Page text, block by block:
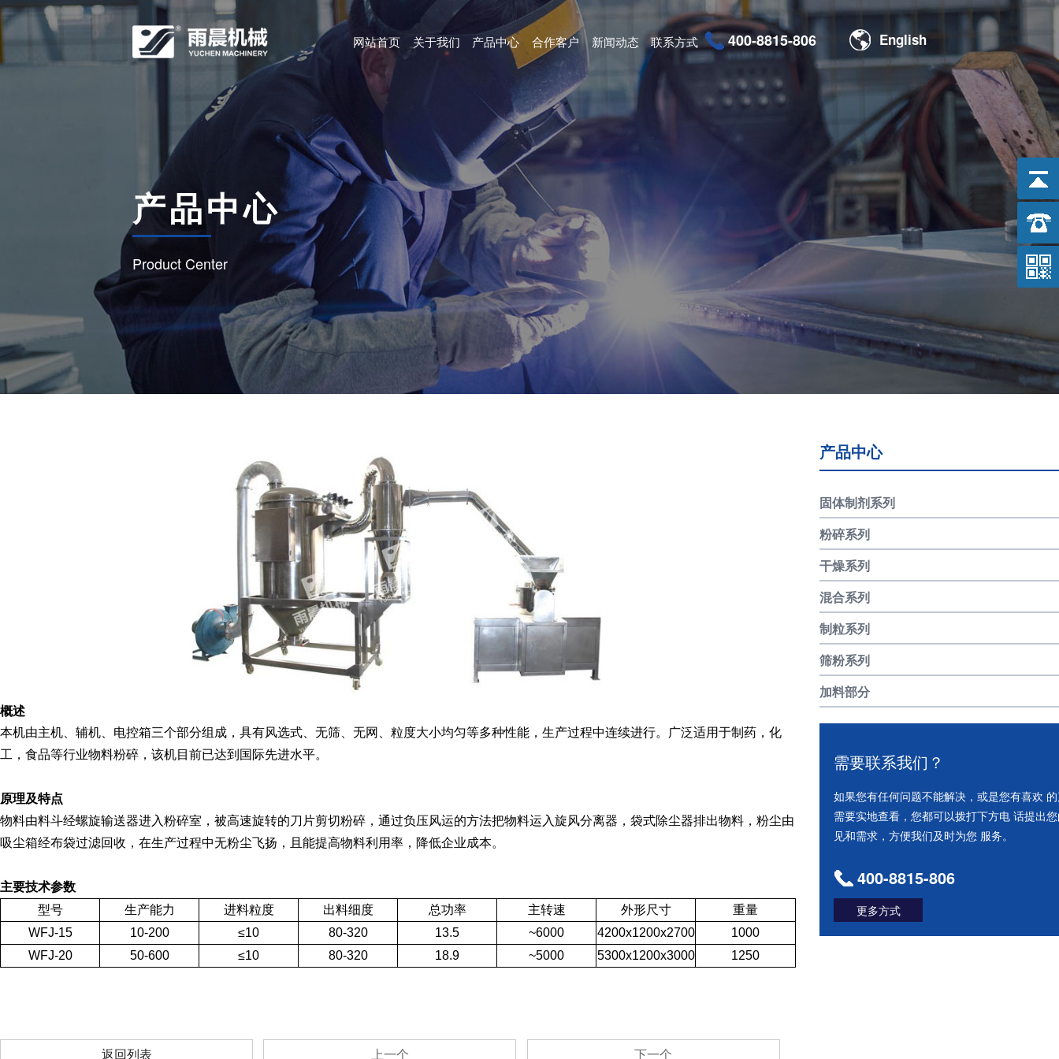
English
400-8815-806
网站首页 关于我们 产品中心 合作客户 新闻动态 联系方式
产品中心
Product Center
概述
本机由主机、辅机、电控箱三个部分组成，具有风选式、无筛、无网、粒度大小均匀等多种性能，生产过程中连续进行。广泛适用于制药，化
工，食品等行业物料粉碎，该机目前已达到国际先进水平。
原理及特点
物料由料斗经螺旋输送器进入粉碎室，被高速旋转的刀片剪切粉碎，通过负压风运的方法把物料运入旋风分离器，袋式除尘器排出物料，粉尘由
吸尘箱经布袋过滤回收，在生产过程中无粉尘飞扬，且能提高物料利用率，降低企业成本。
主要技术参数
型号
生产能力 进料粒度 出料细度 总功率 主转速 外形尺寸
重量
WFJ-15
10-200 ≤10 80-320 13.5 ~6000 4200x1200x2700
1000
WFJ-20
50-600 ≤10 80-320 18.9 ~5000 5300x1200x3000 1250
返回列表 上一个 下一个
产品中心
固体制剂系列
粉碎系列
干燥系列
混合系列
制粒系列
筛粉系列
加料部分
需要联系我们？
如果您有任何问题不能解决，或是您有喜欢
需要实地查看，您都可以拨打下方电 话提出
见和需求，方便我们及时为您 服务。
400-8815-806
更多方式